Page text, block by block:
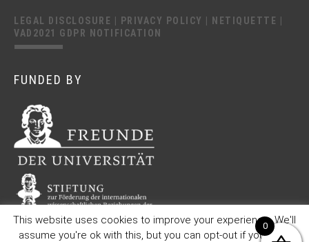
LEGAL DISCLOSURE PRIVACY POLICY NETIQUETTE
VAD2021 GDPR NOTIFICATION
FUNDED BY
This website uses cookies to improve your experience. We'll
assume you're ok with this, but you can opt-out if you wish.
0